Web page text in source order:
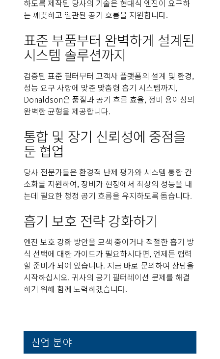
하도록 제작된 당사의 기술은 현대식 엔진이 요구하
는 깨끗하고 일관된 공기 흐름을 지원합니다.
표준 부품부터 완벽하게 설계된
시스템 솔루션까지
검증된 표준 필터부터 고객사 플랫폼의 설계 및 환경,
성능 요구 사항에 맞춘 맞춤형 흡기 시스템까지,
Donaldson은 품질과 공기 흐름 효율, 정비 용이성의
완벽한 균형을 제공합니다.
통합 및 장기 신뢰성에 중점을
둔 협업
당사 전문가들은 환경적 난제 평가와 시스템 통합 간
소화를 지원하여, 장비가 현장에서 최상의 성능을 내
는데 필요한 청정 공기 흐름을 유지하도록 돕습니다.
흡기 보호 전략 강화하기
엔진 보호 강화 방안을 모색 중이거나 적절한 흡기 방
식 선택에 대한 가이드가 필요하시다면, 언제든 협력
할 준비가 되어 있습니다. 지금 바로 문의하여 상담을
시작하십시오. 귀사의 공기 필터레이션 문제를 해결
하기 위해 함께 노력하겠습니다.
산업 분야